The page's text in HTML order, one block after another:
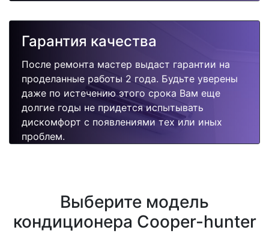
Гарантия качества
После ремонта мастер выдаст гарантии на
проделанные работы 2 года. Будьте уверены
даже по истечению этого срока Вам еще
долгие годы не придется испытывать
дискомфорт с появлениями тех или иных
проблем.
Выберите модель
кондиционера Cooper-hunter